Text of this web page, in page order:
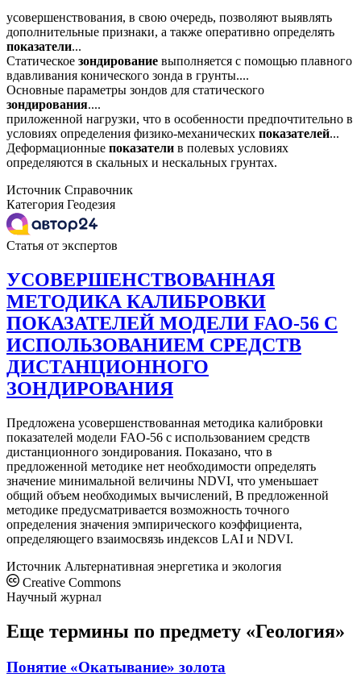
усовершенствования, в свою очередь, позволяют выявлять
дополнительные признаки, а также оперативно определять
показатели...
Статическое зондирование выполняется с помощью плавного
вдавливания конического зонда в грунты....
Основные параметры зондов для статического
зондирования....
приложенной нагрузки, что в особенности предпочтительно в
условиях определения физико-механических показателей...
Деформационные показатели в полевых условиях
определяются в скальных и нескальных грунтах.
Источник Справочник
Категория Геодезия
Статья от экспертов
УСОВЕРШЕНСТВОВАННАЯ
МЕТОДИКА КАЛИБРОВКИ
ПОКАЗАТЕЛЕЙ МОДЕЛИ FAO-56 С
ИСПОЛЬЗОВАНИЕМ СРЕДСТВ
ДИСТАНЦИОННОГО
ЗОНДИРОВАНИЯ
Предложена усовершенствованная методика калибровки
показателей модели FAO-56 с использованием средств
дистанционного зондирования. Показано, что в
предложенной методике нет необходимости определять
значение минимальной величины NDVI, что уменьшает
общий объем необходимых вычислений, В предложенной
методике предусматривается возможность точного
определения значения эмпирического коэффициента,
определяющего взаимосвязь индексов LAI и NDVI.
Источник Альтернативная энергетика и экология
Creative Commons
Научный журнал
Еще термины по предмету «Геология»
Понятие «Окатывание» золота